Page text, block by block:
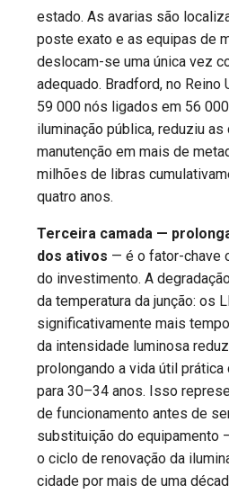
estado. As avarias são
poste exato e as equipas de
deslocam-se uma única vez
adequado. Bradford, no Reino
59 000 nós ligados em 56
iluminação pública, reduziu
manutenção em mais de
milhões de libras
quatro anos.
Terceira camada —
dos ativos — é o fator-chave
do investimento. A
da temperatura da junção: os
significativamente mais
da intensidade luminosa
prolongando a vida útil
para 30–34 anos. Isso
de funcionamento antes de
substituição do equipamento
o ciclo de renovação da
cidade por mais de uma